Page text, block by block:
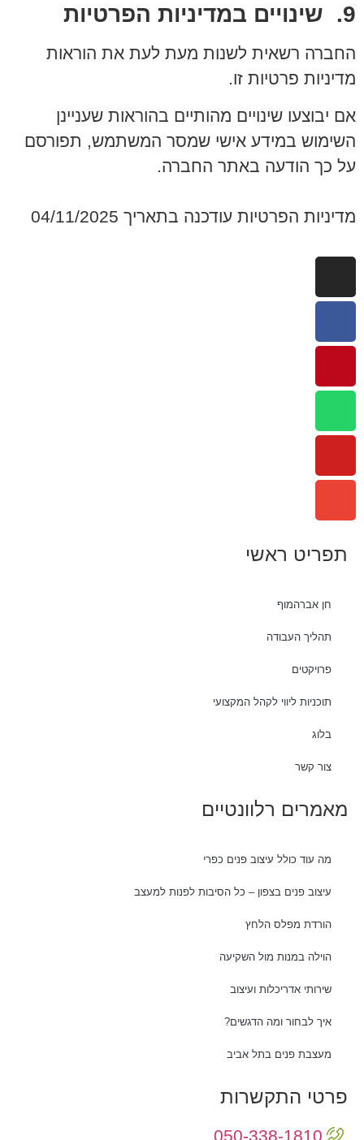
9. שינויים במדיניות הפרטיות
החברה רשאית לשנות מעת לעת את הוראות
מדיניות פרטיות זו.
אם יבוצעו שינויים מהותיים בהוראות שעניינן
השימוש במידע אישי שמסר המשתמש, תפורסם
על כך הודעה באתר החברה.
מדיניות הפרטיות עודכנה בתאריך 04/11/2025
תפריט ראשי
חן אברהמוף
תהליך העבודה
פרויקטים
תוכניות ליווי לקהל המקצועי
בלוג
צור קשר
מאמרים רלוונטיים
מה עוד כולל עיצוב פנים כפרי
עיצוב פנים בצפון – כל הסיבות לפנות למעצב
הורדת מפלס הלחץ
הוילה במנות מול השקיעה
שירותי אדריכלות ועיצוב
איך לבחור ומה הדגשים?
מעצבת פנים בתל אביב
פרטי התקשרות
050-338-1810